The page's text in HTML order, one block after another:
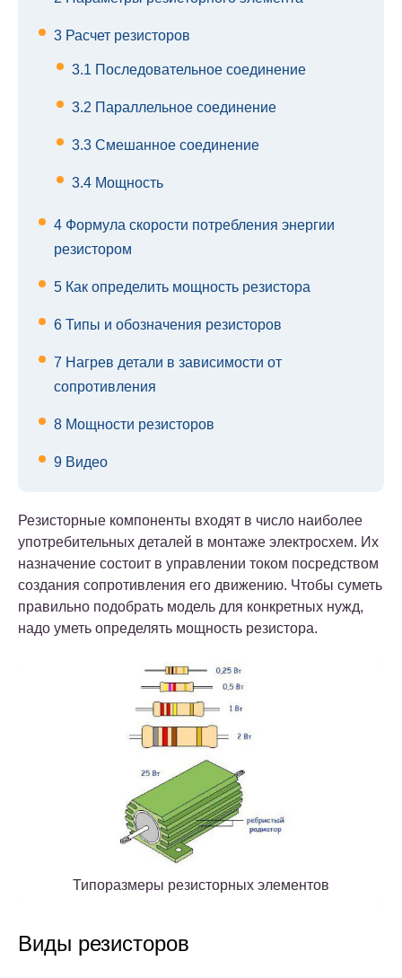
3 Расчет резисторов
3.1 Последовательное соединение
3.2 Параллельное соединение
3.3 Смешанное соединение
3.4 Мощность
4 Формула скорости потребления энергии
резистором
5 Как определить мощность резистора
6 Типы и обозначения резисторов
7 Нагрев детали в зависимости от
сопротивления
8 Мощности резисторов
9 Видео
Резисторные компоненты входят в число наиболее
употребительных деталей в монтаже электросхем. Их
назначение состоит в управлении током посредством
создания сопротивления его движению. Чтобы суметь
правильно подобрать модель для конкретных нужд,
надо уметь определять мощность резистора.
Типоразмеры резисторных элементов
Виды резисторов